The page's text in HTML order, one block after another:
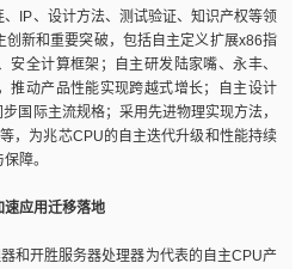
IP、设计方法、测试验证、知识产权等领
新和重要突破，包括自主定义扩展x86指
安全计算框架；自主研发陆家嘴、永丰、
推动产品性能实现跨越式增长；自主设计
国际主流规格；采用先进物理实现方法，
，为兆芯CPU的自主迭代升级和性能持续
障。
应用迁移落地
和开胜服务器处理器为代表的自主CPU产